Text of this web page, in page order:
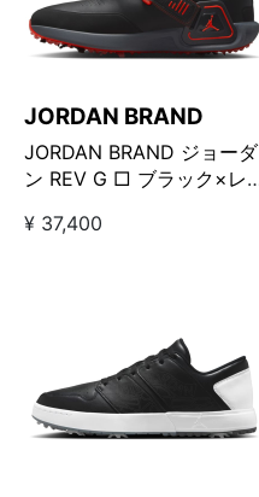
JORDAN BRAND
JORDAN BRAND ジョーダ
ン REV G □ ブラック×レ
¥ 37,400